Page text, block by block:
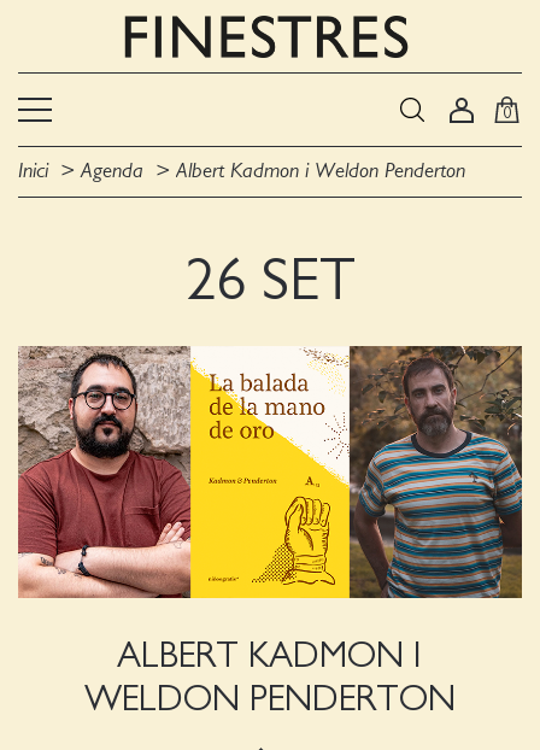
0
Inici Agenda Albert Kadmon i Weldon Penderton
26 SET
ALBERT KADMON I
WELDON PENDERTON